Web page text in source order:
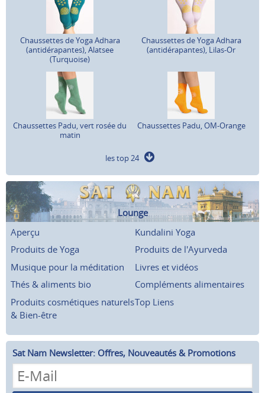
Chaussettes de Yoga Adhara
(antidérapantes), Alatsee
(Turquoise)
Chaussettes de Yoga Adhara
(antidérapantes), Lilas-Or
Chaussettes Padu, vert rosée du
matin
Chaussettes Padu, OM-Orange
les top 24
Lounge
Aperçu
Kundalini Yoga
Produits de Yoga
Produits de l'Ayurveda
Musique pour la méditation
Livres et vidéos
Thés & aliments bio
Compléments alimentaires
Produits cosmétiques naturels
& Bien-être
Top Liens
Sat Nam Newsletter: Offres, Nouveautés & Promotions